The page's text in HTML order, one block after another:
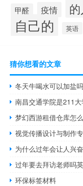
甲醛 疫情 的
自己的 英语
猜你想看的文章
冬天牛喝水可以加盐吗
南昌交通学院是211
梦幻西游租借仓库怎
视觉传播设计与制作
为什么过年会让人兴
过年要去拜访老师吗
环保标签材料